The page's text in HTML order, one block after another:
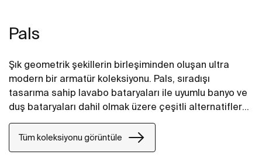
Pals
Şık geometrik şekillerin birleşiminden oluşan ultra
modern bir armatür koleksiyonu. Pals, sıradışı
tasarıma sahip lavabo bataryaları ile uyumlu banyo ve
duş bataryaları dahil olmak üzere çeşitli alternatiflere
sahip bir koleksiyon sunuyor.
Tüm koleksiyonu görüntüle